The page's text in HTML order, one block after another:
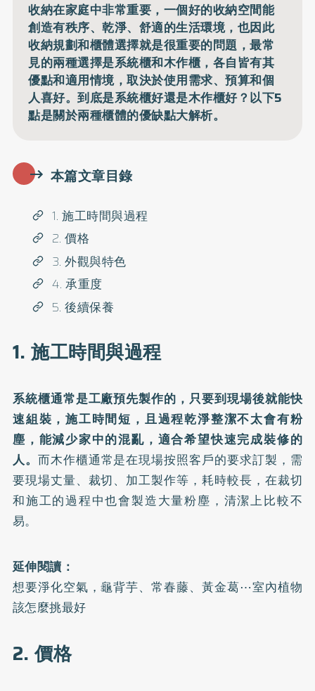
收納在家庭中非常重要，一個好的收納空間能
創造有秩序、乾淨、舒適的生活環境，也因此
收納規劃和櫃體選擇就是很重要的問題，最常
見的兩種選擇是系統櫃和木作櫃，各自皆有其
優點和適用情境，取決於使用需求、預算和個
人喜好。到底是系統櫃好還是木作櫃好？以下5
點是關於兩種櫃體的優缺點大解析。
本篇文章目錄
1. 施工時間與過程
2. 價格
3. 外觀與特色
4. 承重度
5. 後續保養
1. 施工時間與過程
系統櫃通常是工廠預先製作的，只要到現場後就能快
速組裝，施工時間短，且過程乾淨整潔不太會有粉
塵，能減少家中的混亂，適合希望快速完成裝修的
人。 而木作櫃通常是在現場按照客戶的要求訂製，需
要現場丈量、裁切、加工製作等，耗時較長，在裁切
和施工的過程中也會製造大量粉塵，清潔上比較不
易。
延伸閱讀：
想要淨化空氣，龜背芋、常春藤、黃金葛⋯室內植物
該怎麼挑最好
2. 價格